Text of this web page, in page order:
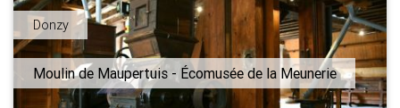
Donzy
Moulin de Maupertuis - Écomusée de la Meunerie